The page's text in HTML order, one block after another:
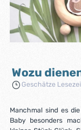
Wozu
Geschätze
Manchmal sind es
Baby besonders